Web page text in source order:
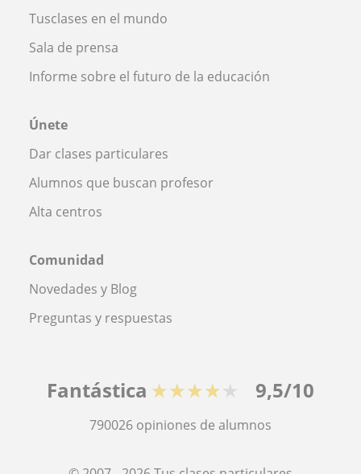
Tusclases en el mundo
Sala de prensa
Informe sobre el futuro de la educación
Únete
Dar clases particulares
Alumnos que buscan profesor
Alta centros
Comunidad
Novedades y Blog
Preguntas y respuestas
Fantástica ★★★★★ 9,5/10
790026 opiniones de alumnos